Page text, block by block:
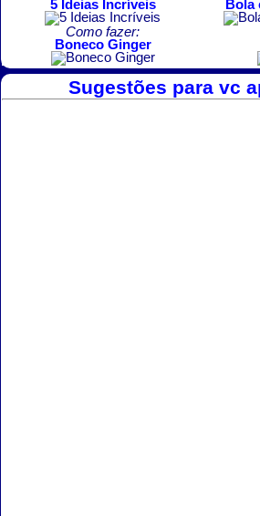
5 Ideias Incríveis
Bola
Como fazer:
Boneco Ginger
Sugestões para vc